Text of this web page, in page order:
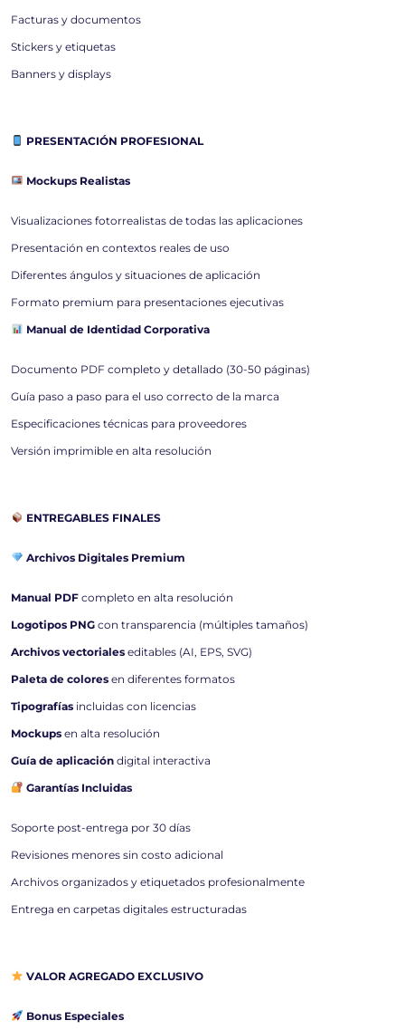
Facturas y documentos
Stickers y etiquetas
Banners y displays
PRESENTACIÓN PROFESIONAL
Mockups Realistas
Visualizaciones fotorrealistas de todas las aplicaciones
Presentación en contextos reales de uso
Diferentes ángulos y situaciones de aplicación
Formato premium para presentaciones ejecutivas
Manual de Identidad Corporativa
Documento PDF completo y detallado (30-50 páginas)
Guía paso a paso para el uso correcto de la marca
Especificaciones técnicas para proveedores
Versión imprimible en alta resolución
ENTREGABLES FINALES
Archivos Digitales Premium
Manual PDF completo en alta resolución
Logotipos PNG con transparencia (múltiples tamaños)
Archivos vectoriales editables (AI, EPS, SVG)
Paleta de colores en diferentes formatos
Tipografías incluidas con licencias
Mockups en alta resolución
Guía de aplicación digital interactiva
Garantías Incluidas
Soporte post-entrega por 30 días
Revisiones menores sin costo adicional
Archivos organizados y etiquetados profesionalmente
Entrega en carpetas digitales estructuradas
VALOR AGREGADO EXCLUSIVO
Bonus Especiales